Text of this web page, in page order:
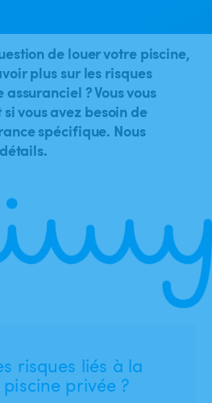
de louer votre piscine,
plus sur les risques
? Vous vous
vous avez besoin de
spécifique. Nous
risques liés à la
privée ?